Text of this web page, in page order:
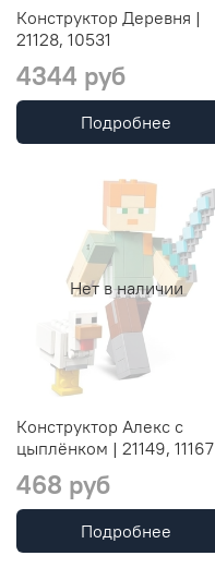
Конструктор Деревня |
21128, 10531
4344 руб
Подробнее
Нет в наличии
Конструктор Алекс с
цыплёнком | 21149, 11167
468 руб
Подробнее